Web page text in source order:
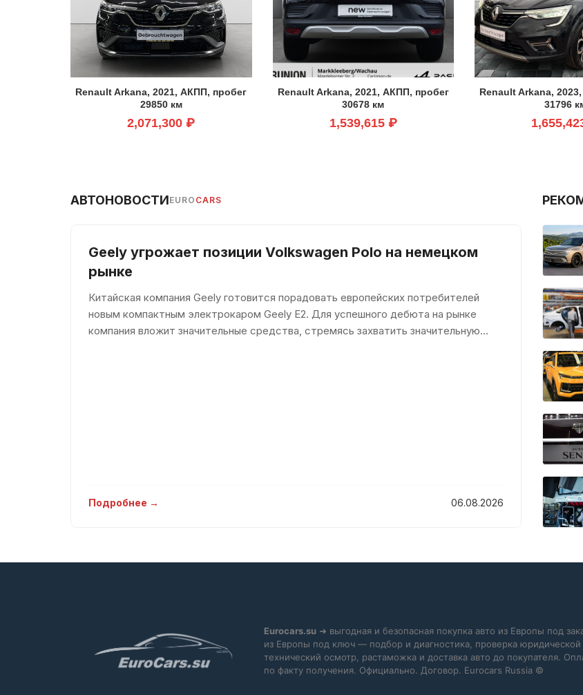
Renault Arkana, 2021, АКПП, пробег
29850 км
2,071,300 ₽
Renault Arkana, 2021, АКПП, пробег
30678 км
1,539,615 ₽
Renault Arkana,
31796
АВТОНОВОСТИEURO CARS
Geely угрожает позиции Volkswagen Polo на немецком
рынке
Китайская компания Geely готовится порадовать европейских потребителей
новым компактным электрокаром Geely E2. Для успешного дебюта на рынке
компания вложит значительные средства, стремясь захватить значительную
Подробнее → 06.08.2026
Eurocars.su ➜ выгодная и безопасная покупка авто из Европы под
из Европы под ключ — подбор и диагностика, проверка юридической
технический осмотр, растаможка и доставка авто до покупателя.
по факту получения. Официально. Договор. Eurocars Russia ©